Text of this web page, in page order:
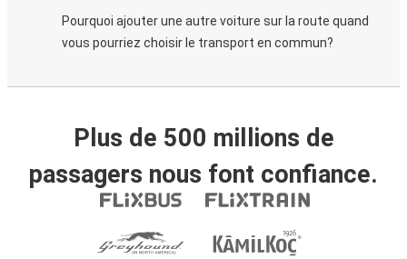
Pourquoi ajouter une autre voiture sur la route quand
vous pourriez choisir le transport en commun?
Plus de 500 millions de
passagers nous font confiance.